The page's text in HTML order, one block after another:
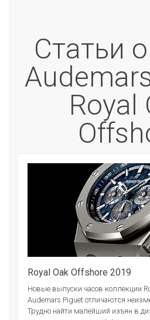
Статьи
Royal
Royal Oak Offshore 2019
Новые выпуски часов коллекции
Audemars Piguet отличаются
Трудно найти малейший изъян в